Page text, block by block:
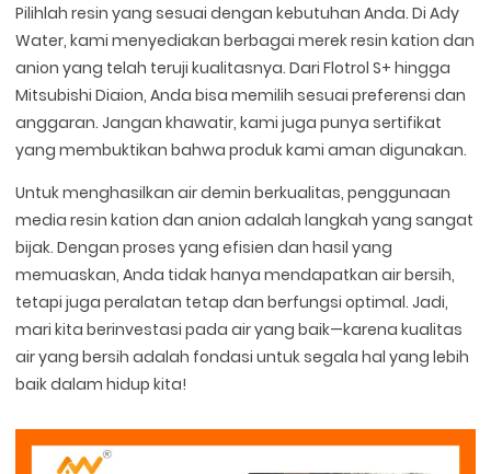
Pilihlah resin yang sesuai dengan kebutuhan Anda. Di Ady
Water, kami menyediakan berbagai merek resin kation dan
anion yang telah teruji kualitasnya. Dari Flotrol S+ hingga
Mitsubishi Diaion, Anda bisa memilih sesuai preferensi dan
anggaran. Jangan khawatir, kami juga punya sertifikat
yang membuktikan bahwa produk kami aman digunakan.
Untuk menghasilkan air demin berkualitas, penggunaan
media resin kation dan anion adalah langkah yang sangat
bijak. Dengan proses yang efisien dan hasil yang
memuaskan, Anda tidak hanya mendapatkan air bersih,
tetapi juga peralatan tetap dan berfungsi optimal. Jadi,
mari kita berinvestasi pada air yang baik—karena kualitas
air yang bersih adalah fondasi untuk segala hal yang lebih
baik dalam hidup kita!